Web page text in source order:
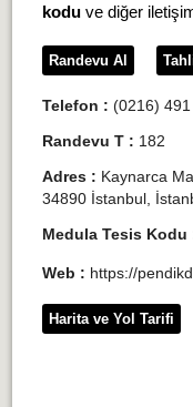
koduve diğer
Randevu Al
Telefon : (0216)
Randevu T : 182
Adres : Kaynarca
34890 İstanbul,
Medula Tesis Kodu
Web : https://
Harita ve Yol Tarifi